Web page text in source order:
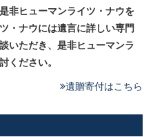
非ヒューマンライツ・ナウを
・ナウには遺言に詳しい専門
いただき、是非ヒューマンラ
ください。
遺贈寄付はこちら